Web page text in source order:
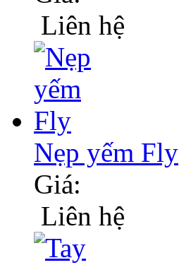
Liên hệ
Nẹp yếm Fly
Giá:
Liên hệ